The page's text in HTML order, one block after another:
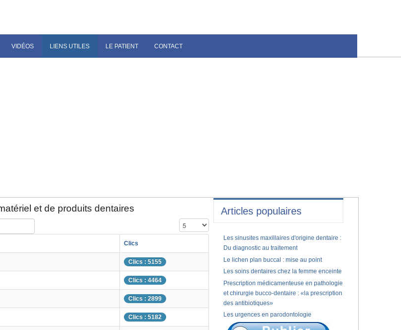
VIDÉOS LIENS UTILES LE PATIENT CONTACT
et de produits dentaires
Affichage #
Clics
Clics : 5155
Clics : 4464
Clics : 2899
Clics : 5182
Articles populaires
Les sinusites maxillaires d'origine dentaire :
Du diagnostic au traitement
Le lichen plan buccal : mise au point
Les soins dentaires chez la femme enceinte
Prescription médicamenteuse en pathologie
et chirurgie bucco-dentaire : «la prescription
des antibiotiques»
Les urgences en parodontologie